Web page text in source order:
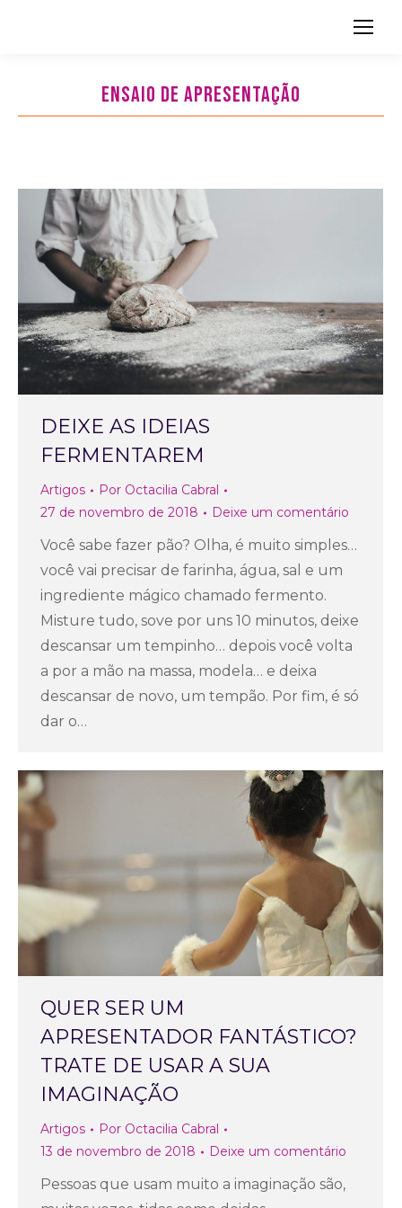
Search:
ENSAIO DE APRESENTAÇÃO
DEIXE AS IDEIAS
FERMENTAREM
Artigos Por Octacilia Cabral
27 de novembro de 2018
Deixe um comentário
Você sabe fazer pão? Olha, é muito simples…
você vai precisar de farinha, água, sal e um
ingrediente mágico chamado fermento.
Misture tudo, sove por uns 10 minutos, deixe
descansar um tempinho… depois você volta
a por a mão na massa, modela… e deixa
descansar de novo, um tempão. Por fim, é só
dar o…
QUER SER UM
APRESENTADOR FANTÁSTICO?
TRATE DE USAR A SUA
IMAGINAÇÃO
Artigos Por Octacilia Cabral
13 de novembro de 2018
Deixe um comentário
Pessoas que usam muito a imaginação são,